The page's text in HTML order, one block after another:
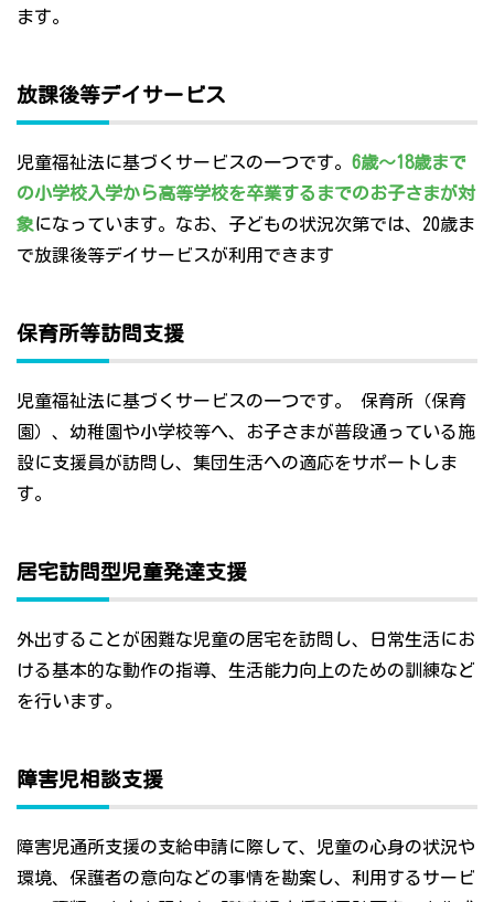
ます。
放課後等デイサービス
児童福祉法に基づくサービスの一つです。 6歳～18歳まで
の小学校入学から高等学校を卒業するまでのお子さまが対
象になっています。なお、子どもの状況次第では、20歳ま
で放課後等デイサービスが利用できます
保育所等訪問支援
児童福祉法に基づくサービスの一つです。 保育所（保育
園）、幼稚園や小学校等へ、お子さまが普段通っている施
設に支援員が訪問し、集団生活への適応をサポートしま
す。
居宅訪問型児童発達支援
外出することが困難な児童の居宅を訪問し、日常生活にお
ける基本的な動作の指導、生活能力向上のための訓練など
を行います。
障害児相談支援
障害児通所支援の支給申請に際して、児童の心身の状況や
環境、保護者の意向などの事情を勘案し、利用するサービ